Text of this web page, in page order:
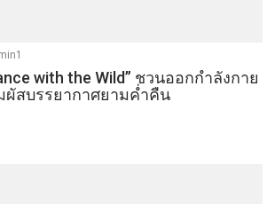
with the Wild” ชวนออกกำลังกาย
ผัสบรรยากาศยามค่ำคืน